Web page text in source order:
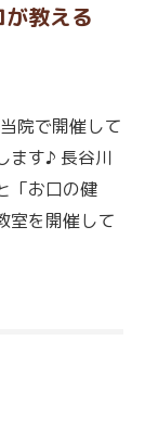
が教える
院で開催して
ます♪ 長谷川
「お口の健
室を開催して